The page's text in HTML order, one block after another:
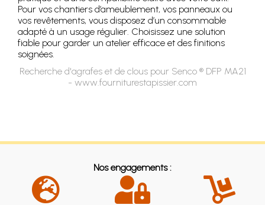
Pour vos chantiers d’ameublement, vos panneaux ou
vos revêtements, vous disposez d’un consommable
adapté à un usage régulier. Choisissez une solution
fiable pour garder un atelier efficace et des finitions
soignées.
Recherche d'agrafes et de clous pour Senco ® DFP MA21
- www.fourniturestapissier.com
Nos engagements :